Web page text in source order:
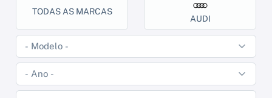
TODAS AS MARCAS
AUDI